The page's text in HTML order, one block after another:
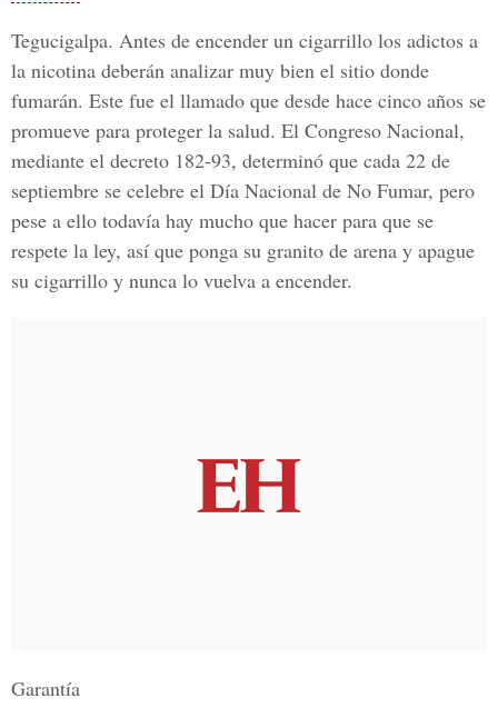
Tegucigalpa. Antes de encender un cigarrillo los adictos a
la nicotina deberán analizar muy bien el sitio donde
fumarán. Este fue el llamado que desde hace cinco años se
promueve para proteger la salud. El Congreso Nacional,
mediante el decreto 182-93, determinó que cada 22 de
septiembre se celebre el Día Nacional de No Fumar, pero
pese a ello todavía hay mucho que hacer para que se
respete la ley, así que ponga su granito de arena y apague
su cigarrillo y nunca lo vuelva a encender.
Garantía